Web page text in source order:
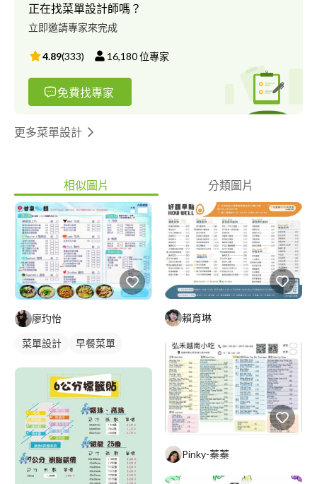
正在找菜單設計師嗎？
立即邀請專家來完成
4.89(333) 16,180位專家
免費找專家
更多菜單設計
相似圖片 分類圖片
廖玓怡
菜單設計
早餐菜單
賴育琳
Pinky-蓁蓁